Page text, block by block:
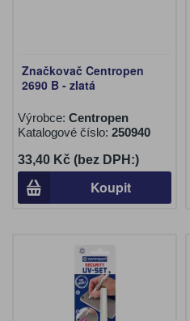
Značkovač Centropen
2690 B - zlatá
Výrobce: Centropen
Katalogové číslo: 250940
33,40 Kč (bez DPH:)
Koupit